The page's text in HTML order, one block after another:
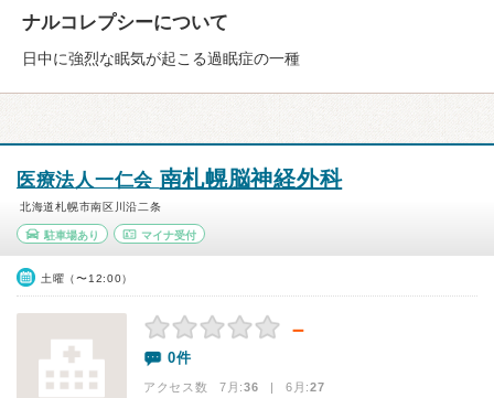
ナルコレプシーについて
日中に強烈な眠気が起こる過眠症の一種
医療法人一仁会 南札幌脳神経外科
北海道札幌市南区川沿二条
駐車場あり マイナ受付
土曜（〜12:00）
－
0件
アクセス数 7月:36 | 6月:27